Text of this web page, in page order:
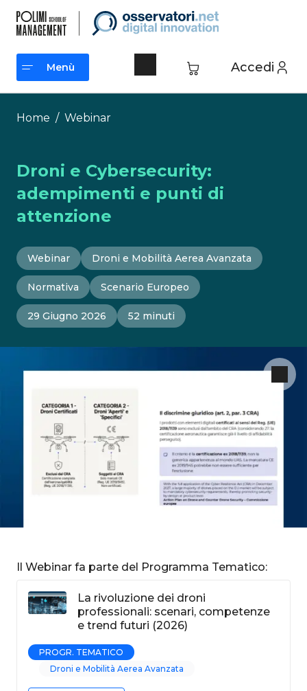
contenuto
Accedi
Menù
Menù
Home / Webinar
Droni e Cybersecurity:
adempimenti e punti di
attenzione
Webinar Droni e Mobilità Aerea Avanzata
Normativa Scenario Europeo
29 Giugno 2026 52 minuti
Il Webinar fa parte del Programma Tematico:
La rivoluzione dei droni
professionali: scenari, competenze
e trend futuri (2026)
PROGR. TEMATICO
Droni e Mobilità Aerea Avanzata